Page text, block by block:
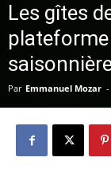
Les gîtes
Par Emmanuel Mozar -